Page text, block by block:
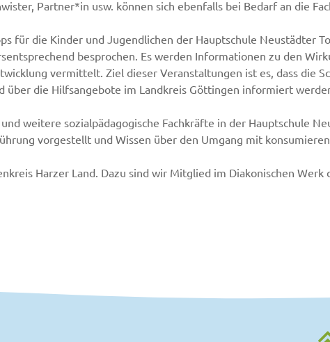
Partner*in usw. können sich ebenfalls bei Bedarf an die
für die Kinder und Jugendlichen der Hauptschule Neustädter
besprochen. Es werden Informationen zu den
vermittelt. Ziel dieser Veranstaltungen ist es, dass die
die Hilfsangebote im Landkreis Göttingen informiert
weitere sozialpädagogische Fachkräfte in der Hauptschule
vorgestellt und Wissen über den Umgang mit
Harzer Land. Dazu sind wir Mitglied im Diakonischen Werk